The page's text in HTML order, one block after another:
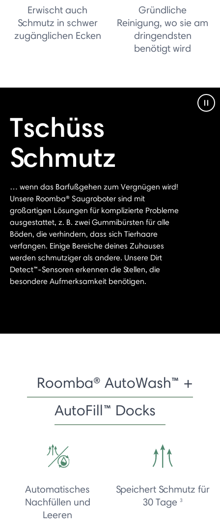
Erwischt auch
Schmutz in schwer
zugänglichen Ecken
Gründliche
Reinigung, wo sie am
dringendsten
benötigt wird
Tschüss
Schmutz
… wenn das Barfußgehen zum Vergnügen wird!
Unsere Roomba® Saugroboter sind mit
großartigen Lösungen für komplizierte Probleme
ausgestattet, z. B. zwei Gummibürsten für alle
Böden, die verhindern, dass sich Tierhaare
verfangen. Einige Bereiche deines Zuhauses
werden schmutziger als andere. Unsere Dirt
Detect™-Sensoren erkennen die Stellen, die
besondere Aufmerksamkeit benötigen.
Roomba® AutoWash™ +
AutoFill™ Docks
Automatisches
Nachfüllen und
Leeren
Speichert Schmutz für
30 Tage 3